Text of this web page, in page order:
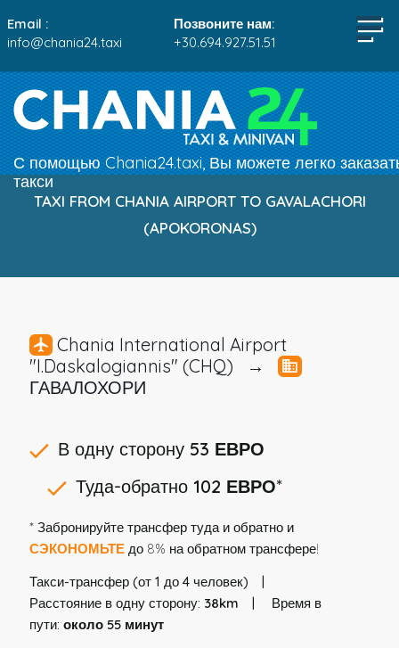
Email :
info@chania24.taxi
Позвоните нам:
+30.694.927.51.51
С помощью Chania24.taxi, Вы можете легко
такси
TAXI FROM CHANIA AIRPORT TO GAVALACHORI
(APOKORONAS)
Chania International Airport
"I.Daskalogiannis" (CHQ) →
ГАВАЛОХОРИ
В одну сторону 53 ЕВРО
Туда-обратно 102 ЕВРО*
* Забронируйте трансфер туда и обратно и
СЭКОНОМЬТЕдо 8% на обратном трансфере!
Такси-трансфер (от 1 до 4 человек)
Расстояние в одну сторону: 38km
Время в
пути: около 55 минут